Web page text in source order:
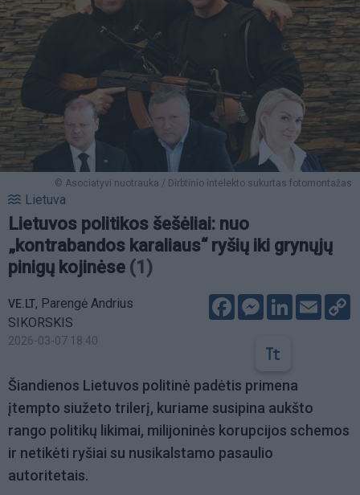
© Asociatyvi nuotrauka / Dirbtinio intelekto sukurtas fotomontažas
Lietuva
Lietuvos politikos šešėliai: nuo
„kontrabandos karaliaus“ ryšių iki grynųjų
pinigų kojinėse (1)
VE.LT, Parengė Andrius
SIKORSKIS
2026-03-07 18:40
FacebookMessenger
LinkedIn
Email
Šiandienos Lietuvos politinė padėtis primena
įtempto siužeto trilerį, kuriame susipina aukšto
rango politikų likimai, milijoninės korupcijos schemos
ir netikėti ryšiai su nusikalstamo pasaulio
autoritetais.